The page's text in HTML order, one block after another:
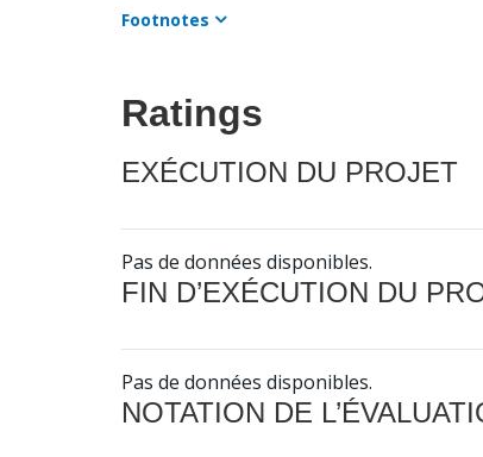
Footnotes
Ratings
EXÉCUTION DU PROJET
Pas de données disponibles.
FIN D’EXÉCUTION DU
Pas de données disponibles.
NOTATION DE